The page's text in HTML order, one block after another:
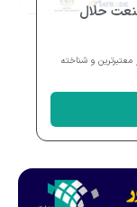
حلال
معتبرترین و شناخته